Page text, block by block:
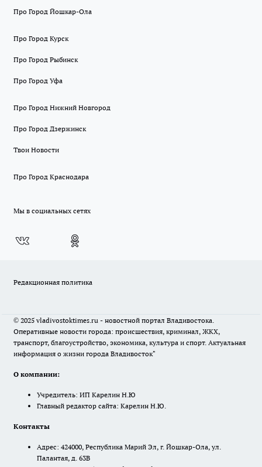
Про Город Йошкар-Ола
Про Город Курск
Про Город Рыбинск
Про Город Уфа
Про Город Нижний Новгород
Про Город Дзержинск
Твои Новости
Про Город Краснодара
Мы в социальных сетях
Редакционная политика
© 2025 vladivostoktimes.ru - новостной портал Владивостока.
Оперативные новости города: происшествия, криминал, ЖКХ,
транспорт, благоустройство, экономика, культура и спорт. Актуальная
информация о жизни города Владивосток"
О компании:
Учредитель: ИП Карелин Н.Ю
Главный редактор сайта: Карелин Н.Ю.
Контакты
Адрес: 424000, Республика Марий Эл, г. Йошкар-Ола, ул.
Палантая, д. 63В